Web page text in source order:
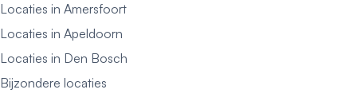
Locaties in Amersfoort
Locaties in Apeldoorn
Locaties in Den Bosch
Bijzondere locaties